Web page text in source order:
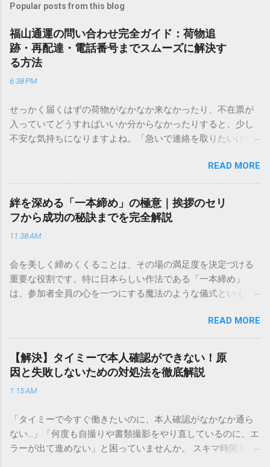
Popular posts from this blog
福山通運の問い合わせ完全ガイド：荷物追
跡・再配達・電話番号までスムーズに解決す
る方法
6:38 PM
せっかく届くはずの荷物がなかなか来なかったり、不在票が
入っていてどうすればいいか分からなかったりすると、少し
不安な気持ちになりますよね。「急いで連絡を取りたいけれ
きできる？」といった疑問を抱える方も多いはずです。 福山
通運は企業間物流のイメージが強いかもしれませんが、個人
向けの宅配サービスも非常に充実しています。大切なのは、
目的に合わせた適切な連絡先を選ぶことです。この記事で
は、荷物の追跡確認から営業所への電話連絡、再配達の依頼
手順まで、初めての方でも迷わずに解決できる方法を詳しく
本全国に広範なネットワークを持つ大手運送会社です。特に
重量物や大型の荷物、そして企業間の輸送において圧倒的な
実績を誇ります。 個人で利用する場合、他の宅配業者と少し
いう特徴があります。地域に密着した各拠点が配送をコント
ロールしているため、現場の状況に合わせた柔軟な相談がし
やすいのがメリットです。まずは、今抱えている悩みがどの
サービスで解決できるかを確認していきましょう。 1. 荷物の
るのが最も効率的です。現在の荷物がいったいどこにあるの
か、いつ届く予定なのかは、お手元の番号一つで判明しま
す。 伝票番号（お問い合わせ番号）を準備する : 送り状（伝
票）の控えに記載されている、数字の並びを確認してくださ
READ MORE
絆を深める「一本締め」の極意｜挨拶のセリ
フから成功の秘訣までを完全解説
11:38 AM
会を美しく締めくくることは、その場の満足度を決定づける
重要な役割です。特に日本らしい作法である「一本締め」
は、参加者全員の心を一つにする魔法のような儀式といえる
「手拍子のリズムに自信がない」と不安を感じる方も多いは
ずです。この記事では、ビジネスからカジュアルな集まりま
で、どのような場面でも堂々と立ち振る舞えるための「一本
締め」の作法を、基礎知識から具体的なセリフ例まで丁寧に
解説します。 一本締めとは？その本質と効果 一本締めは、単
に手を叩いて終わらせる作業ではありません。その時間、そ
て刻み込む伝統的な儀礼です。 一本締めがもたらすポジティ
ブな効果 一体感の創出 参加者全員が一斉に同じリズムを刻む
ことで、集団としての連帯感が生まれます。 心地よい終幕
READ MORE
【解決】タイミーで本人確認ができない！原
因と失敗しないための対処法を徹底解説
1:15 AM
「タイミーで今すぐ働きたいのに、本人確認がなかなか通ら
ない…」「何度も自撮りや書類撮影をやり直しているのに、エ
ラーが出て進めない」と困っていませんか。 スキマ時間を有